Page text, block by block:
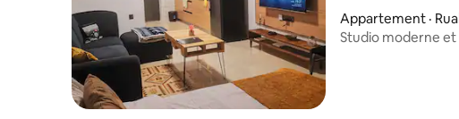
Appartement ·
Studio moderne